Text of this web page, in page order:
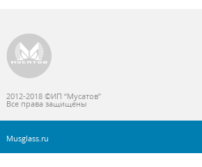
2012-2018 ©ИП “Мусатов”
Все права защищены
Musglass.ru